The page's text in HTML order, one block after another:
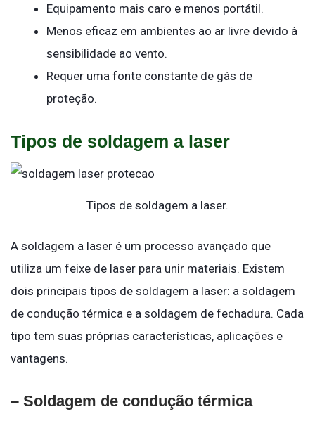
Equipamento mais caro e menos portátil.
Menos eficaz em ambientes ao ar livre devido à
sensibilidade ao vento.
Requer uma fonte constante de gás de
proteção.
Tipos de soldagem a laser
Tipos de soldagem a laser.
A soldagem a laser é um processo avançado que
utiliza um feixe de laser para unir materiais. Existem
dois principais tipos de soldagem a laser: a soldagem
de condução térmica e a soldagem de fechadura. Cada
tipo tem suas próprias características, aplicações e
vantagens.
– Soldagem de condução térmica